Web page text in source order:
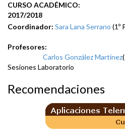
CURSO ACADÉMICO:
2017/2018
Coordinador: Sara Lana Serrano (1º
Profesores:
Carlos González Martínez
Sesiones Laboratorio
Recomendaciones